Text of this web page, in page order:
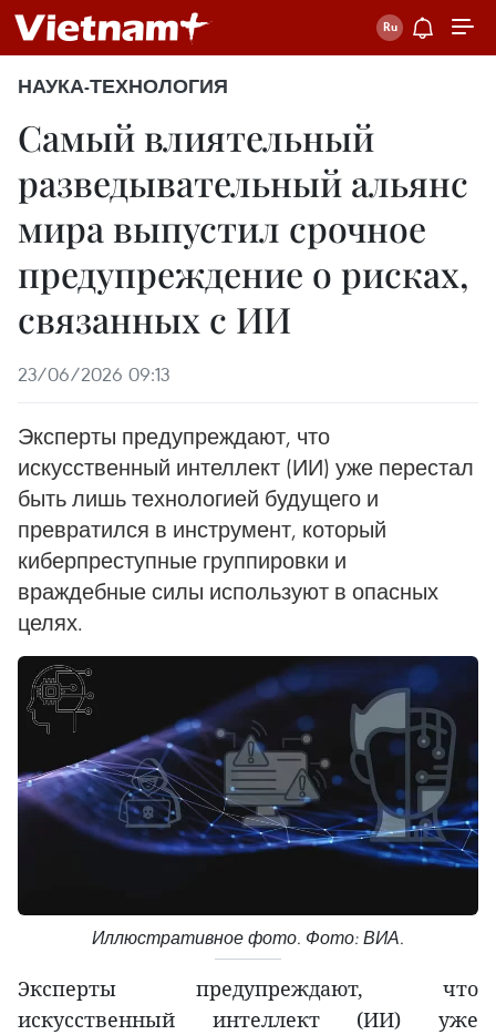
НАУКА-ТЕХНОЛОГИЯ
Самый влиятельный
разведывательный альянс
мира выпустил срочное
предупреждение о рисках,
связанных с ИИ
23/06/2026 09:13
Эксперты предупреждают, что
искусственный интеллект (ИИ) уже перестал
быть лишь технологией будущего и
превратился в инструмент, который
киберпреступные группировки и
враждебные силы используют в опасных
целях.
Иллюстративное фото. Фото: ВИА.
Эксперты предупреждают, что
искусственный интеллект (ИИ) уже